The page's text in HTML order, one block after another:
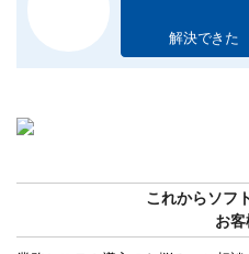
解決できた
これからソフ
お